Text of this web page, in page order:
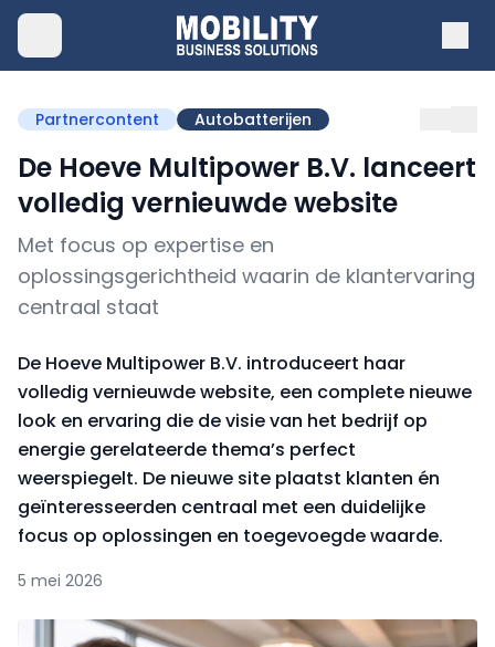
Partnercontent Autobatterijen
De Hoeve Multipower B.V. lanceert
volledig vernieuwde website
Met focus op expertise en
oplossingsgerichtheid waarin de klantervaring
centraal staat
De Hoeve Multipower B.V. introduceert haar
volledig vernieuwde website, een complete nieuwe
look en ervaring die de visie van het bedrijf op
energie gerelateerde thema’s perfect
weerspiegelt. De nieuwe site plaatst klanten én
geïnteresseerden centraal met een duidelijke
focus op oplossingen en toegevoegde waarde.
5 mei 2026